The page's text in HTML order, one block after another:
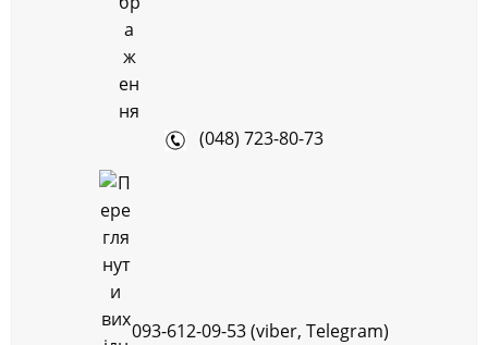
(048) 723-80-73
093-612-09-53 (viber, Telegram)